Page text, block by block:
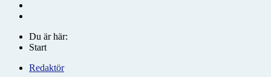
Du är här:
Start
Redaktör